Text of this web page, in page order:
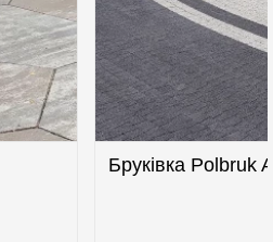
Бруківка Polbruk